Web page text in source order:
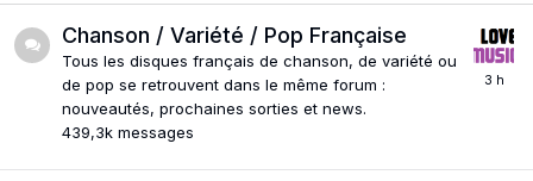
Chanson / Variété / Pop Française
Tous les disques français de chanson, de variété ou
de pop se retrouvent dans le même forum :
nouveautés, prochaines sorties et news.
439,3k messages